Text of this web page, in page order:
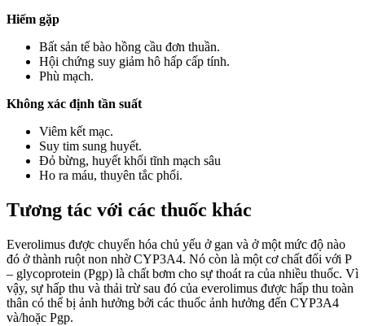
Hiếm gặp
Bất sản tế bào hồng cầu đơn thuần.
Hội chứng suy giảm hô hấp cấp tính.
Phù mạch.
Không xác định tần suất
Viêm kết mạc.
Suy tim sung huyết.
Đỏ bừng, huyết khối tĩnh mạch sâu
Ho ra máu, thuyên tắc phổi.
Tương tác với các thuốc khác
Everolimus được chuyển hóa chủ yếu ở gan và ở một mức độ nào
đó ở thành ruột non nhờ CYP3A4. Nó còn là một cơ chất đối với P
– glycoprotein (Pgp) là chất bơm cho sự thoát ra của nhiều thuốc. Vì
vậy, sự hấp thu và thải trừ sau đó của everolimus được hấp thu toàn
thân có thể bị ảnh hưởng bởi các thuốc ảnh hưởng đến CYP3A4
và/hoặc Pgp.